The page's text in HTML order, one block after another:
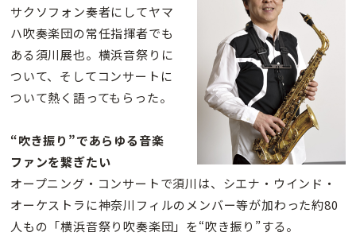
サクソフォン奏者にしてヤマ
ハ吹奏楽団の常任指揮者でも
ある須川展也。横浜音祭りに
ついて、そしてコンサートに
ついて熱く語ってもらった。
“吹き振り”であらゆる音楽
ファンを繋ぎたい
オープニング・コンサートで須川は、シエナ・ウインド・
オーケストラに神奈川フィルのメンバー等が加わった約80
人もの「横浜音祭り吹奏楽団」を“吹き振り”する。